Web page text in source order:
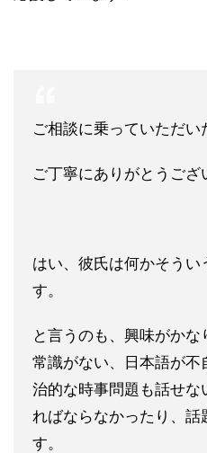
ご相談に乗っていただい
ご丁寧にありがとうござ
はい、彼氏は何かそう
す。
と言うのも、興味がか
常識がない、日本語が
治的な時事問題も話せな
ればならなかったり、 話
す。